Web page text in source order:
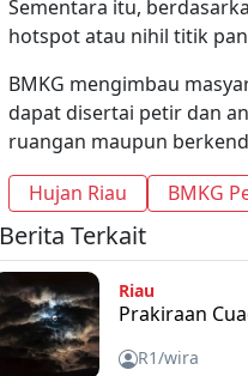
Sementara itu,
hotspot atau nihil titik
BMKG mengimbau
dapat disertai petir dan
ruangan maupun
Hujan Riau
BMKG
Berita Terkait
Riau
Prakiraan
R1/wira